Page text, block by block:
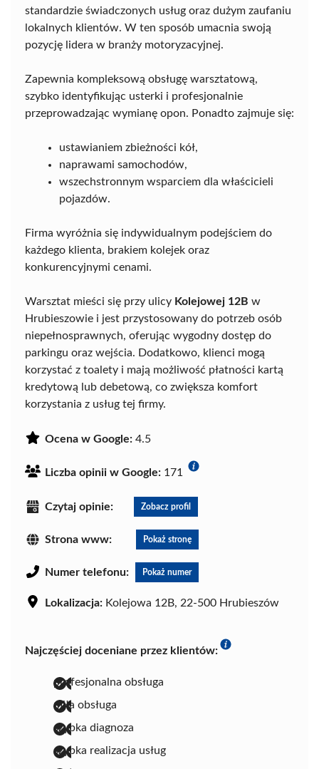
standardzie świadczonych usług oraz dużym zaufaniu
lokalnych klientów. W ten sposób umacnia swoją
pozycję lidera w branży motoryzacyjnej.
Zapewnia kompleksową obsługę warsztatową,
szybko identyfikując usterki i profesjonalnie
przeprowadzając wymianę opon. Ponadto zajmuje się:
ustawianiem zbieżności kół,
naprawami samochodów,
wszechstronnym wsparciem dla właścicieli
pojazdów.
Firma wyróżnia się indywidualnym podejściem do
każdego klienta, brakiem kolejek oraz
konkurencyjnymi cenami.
Warsztat mieści się przy ulicy Kolejowej 12B w
Hrubieszowie i jest przystosowany do potrzeb osób
niepełnosprawnych, oferując wygodny dostęp do
parkingu oraz wejścia. Dodatkowo, klienci mogą
korzystać z toalety i mają możliwość płatności kartą
kredytową lub debetową, co zwiększa komfort
korzystania z usług tej firmy.
Ocena w Google: 4.5
Liczba opinii w Google: 171
Czytaj opinie: Zobacz profil
Strona www: Pokaż stronę
Numer telefonu: Pokaż numer
Lokalizacja: Kolejowa 12B, 22-500 Hrubieszów
Najczęściej doceniane przez klientów:
profesjonalna obsługa
miła obsługa
szybka diagnoza
szybka realizacja usług